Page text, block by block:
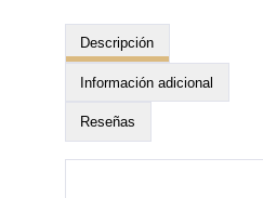
Descripción
Información adicional
Reseñas